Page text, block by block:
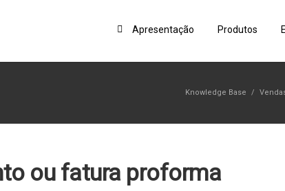
Apresentação Produtos
Knowledge Base /
ou fatura proforma